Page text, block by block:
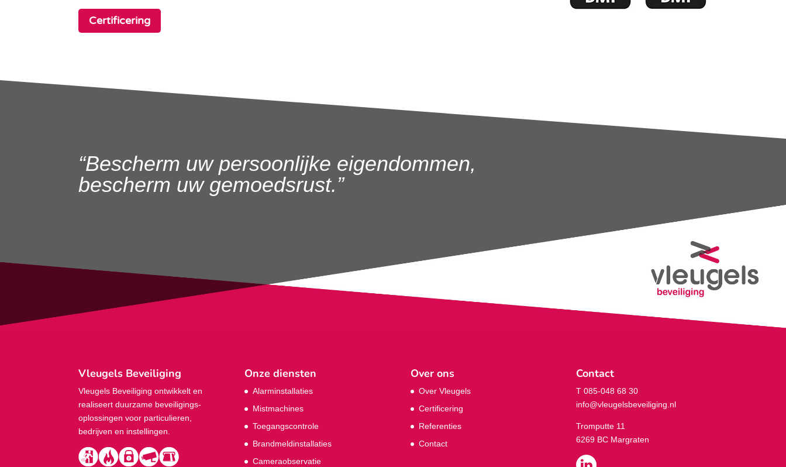
Certificering
“Bescherm uw persoonlijke eigendommen,
bescherm uw gemoedsrust.”
Vleugels Beveiliging
Vleugels Beveiliging ontwikkelt en
realiseert duurzame beveiligings­
oplossingen voor particulieren,
bedrijven en instellingen.
Onze diensten
Alarminstallaties
Mistmachines
Toegangscontrole
Brandmeldinstallaties
Cameraobservatie
Over ons
Over Vleugels
Certificering
Referenties
Contact
Contact
T 085-048 68 30
info@vleugelsbeveiliging.nl
Tromputte 11
6269 BC Margraten